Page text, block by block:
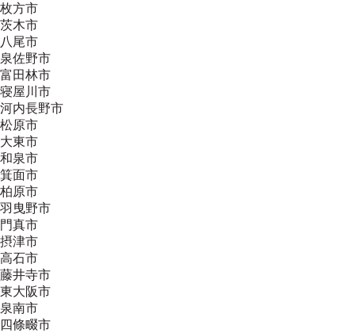
枚方市
茨木市
八尾市
泉佐野市
富田林市
寝屋川市
河内長野市
松原市
大東市
和泉市
箕面市
柏原市
羽曳野市
門真市
摂津市
高石市
藤井寺市
東大阪市
泉南市
四條畷市